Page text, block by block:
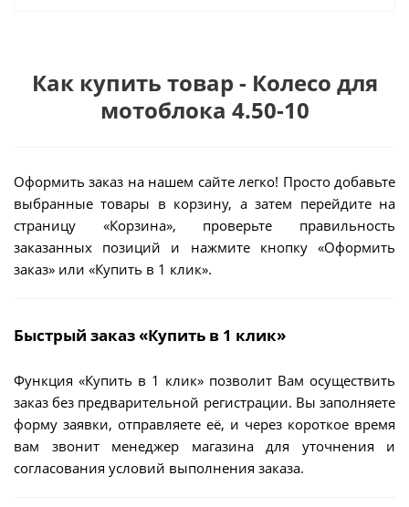
Как купить товар - Колесо для
мотоблока 4.50-10
Оформить заказ на нашем сайте легко! Просто добавьте
выбранные товары в корзину, а затем перейдите на
страницу «Корзина», проверьте правильность
заказанных позиций и нажмите кнопку «Оформить
заказ» или «Купить в 1 клик».
Быстрый заказ «Купить в 1 клик»
Функция «Купить в 1 клик» позволит Вам осуществить
заказ без предварительной регистрации. Вы заполняете
форму заявки, отправляете её, и через короткое время
вам звонит менеджер магазина для уточнения и
согласования условий выполнения заказа.